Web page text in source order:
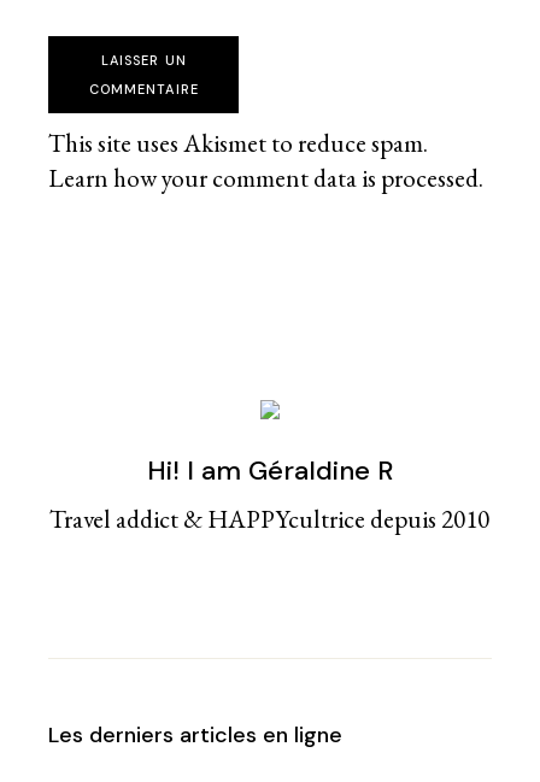
LAISSER UN
COMMENTAIRE
This site uses Akismet to reduce spam.
Learn how your comment data is processed.
Hi! I am Géraldine R
Travel addict & HAPPYcultrice depuis 2010
Les derniers articles en ligne